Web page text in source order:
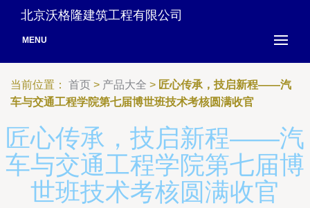
北京沃格隆建筑工程有限公司
MENU
当前位置： 首页 > 产品大全 > 匠心传承，技启新程——汽
车与交通工程学院第七届博世班技术考核圆满收官
匠心传承，技启新程——汽
车与交通工程学院第七届博
世班技术考核圆满收官